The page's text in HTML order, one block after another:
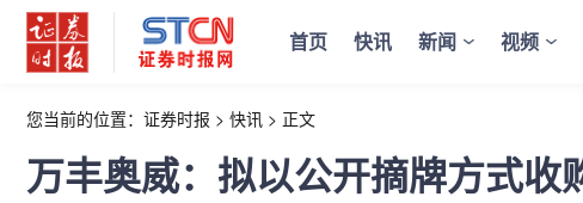
首页 快讯 新闻 视频
您当前的位置： 证券时报 > 快讯 > 正文
万丰奥威：拟以公开摘牌方式收